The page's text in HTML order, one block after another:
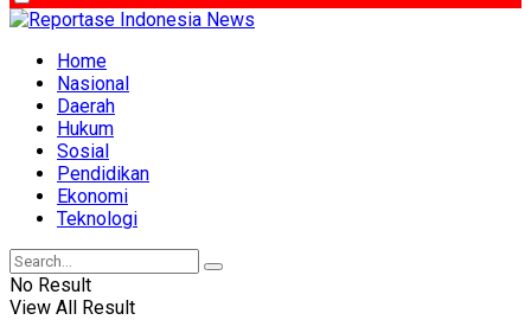
Home
Nasional
Daerah
Hukum
Sosial
Pendidikan
Ekonomi
Teknologi
No Result
View All Result